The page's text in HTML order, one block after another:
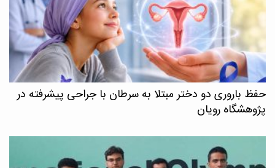
حفظ باروری دو دختر مبتلا به سرطان با جراحی پیشرفته در
پژوهشگاه رویان